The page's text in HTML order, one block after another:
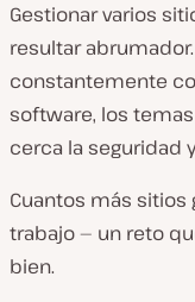
Gestionar varios
resultar
constantemente
software, los
cerca la seguridad
Cuantos más sitios
trabajo — un reto
bien.